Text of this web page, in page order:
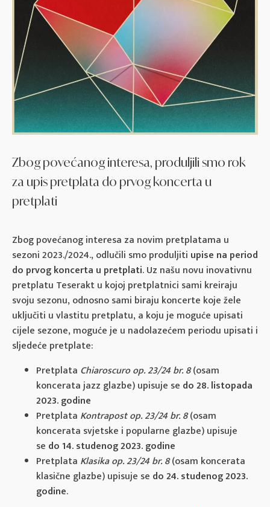
Zbog povećanog interesa, produljili smo rok
za upis pretplata do prvog koncerta u
pretplati
Zbog povećanog interesa za novim pretplatama u
sezoni 2023./2024., odlučili smo produljiti upise na period
do prvog koncerta u pretplati. Uz našu novu inovativnu
pretplatu Teserakt u kojoj pretplatnici sami kreiraju
svoju sezonu, odnosno sami biraju koncerte koje žele
uključiti u vlastitu pretplatu, a koju je moguće upisati
cijele sezone, moguće je u nadolazećem periodu upisati i
sljedeće pretplate:
Pretplata Chiaroscuro op. 23/24 br. 8(osam
koncerata jazz glazbe) upisuje se do 28. listopada
2023. godine
Pretplata Kontrapost op. 23/24 br. 8(osam
koncerata svjetske i popularne glazbe) upisuje
se do 14. studenog 2023. godine
Pretplata Klasika op. 23/24 br. 8(osam koncerata
klasične glazbe) upisuje se do 24. studenog 2023.
godine.